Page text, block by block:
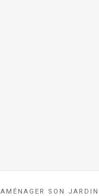
AMÉNAGER SON JARDIN